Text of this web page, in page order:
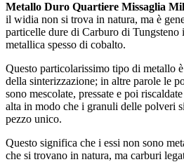
Metallo Duro Quartiere Missaglia
il widia non si trova in natura, ma è
particelle dure di Carburo di Tungsteno
metallica spesso di cobalto.
Questo particolarissimo tipo di metallo
della sinterizzazione; in altre parole le
sono mescolate, pressate e poi
alta in modo che i granuli delle polveri
pezzo unico.
Questo significa che i essi non sono
che si trovano in natura, ma carburi